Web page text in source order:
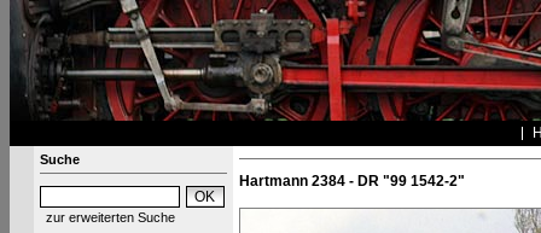
Suche
zur erweiterten Suche
Hartmann 2384 - DR "99 1542-2"